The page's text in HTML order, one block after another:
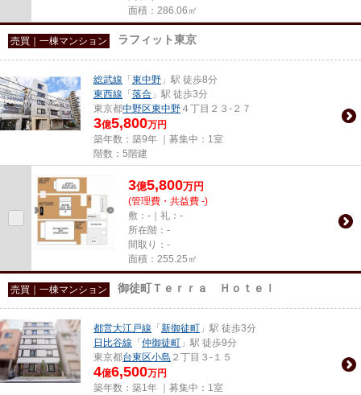
面積：286.06㎡
売買｜一棟マンション ラフィット東京
総武線 「 東中野 」駅 徒歩8分
東西線 「 落合 」駅 徒歩3分
東京都中野区東中野 ４丁目２３-２７
3億5,800万円
築年数：築9年 ｜募集中： 1室
階数：5階建
3億5,800万円
(管理費・共益費 -)
敷：-｜礼：-
所在階：-
間取り：-
面積：255.25㎡
売買｜一棟マンション 御徒町Ｔｅｒｒａ Ｈｏｔｅｌ
都営大江戸線 「 新御徒町 」駅 徒歩3分
日比谷線 「 仲御徒町 」駅 徒歩9分
東京都台東区小島 ２丁目３-１５
4億6,500万円
築年数：築1年 ｜募集中： 1室